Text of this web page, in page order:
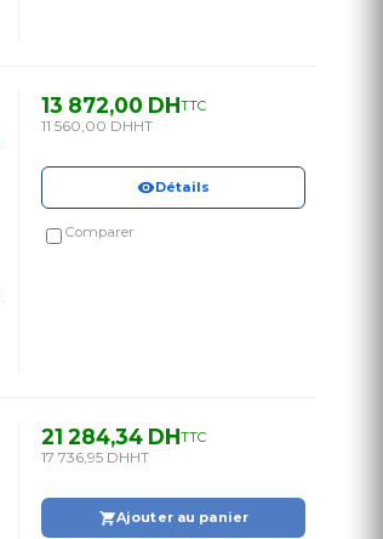
13 872,00 DHTTC
11 560,00 DHHT
Détails
Comparer
21 284,34 DHTTC
17 736,95 DHHT
Ajouter au panier